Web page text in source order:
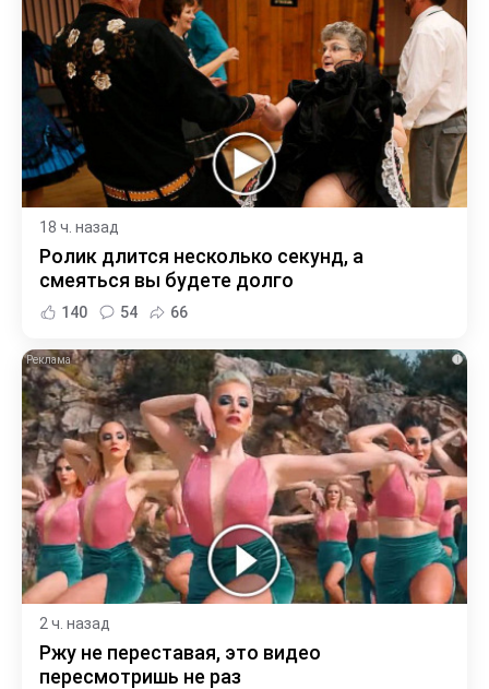
18 ч. назад
Ролик длится несколько секунд, а
смеяться вы будете долго
140 54 66
i
2 ч. назад
Ржу не переставая, это видео
пересмотришь не раз